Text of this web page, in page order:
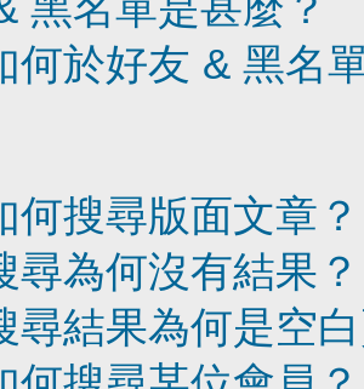
何於好友 & 黑名
何搜尋版面文章？
尋為何沒有結果？
尋結果為何是空